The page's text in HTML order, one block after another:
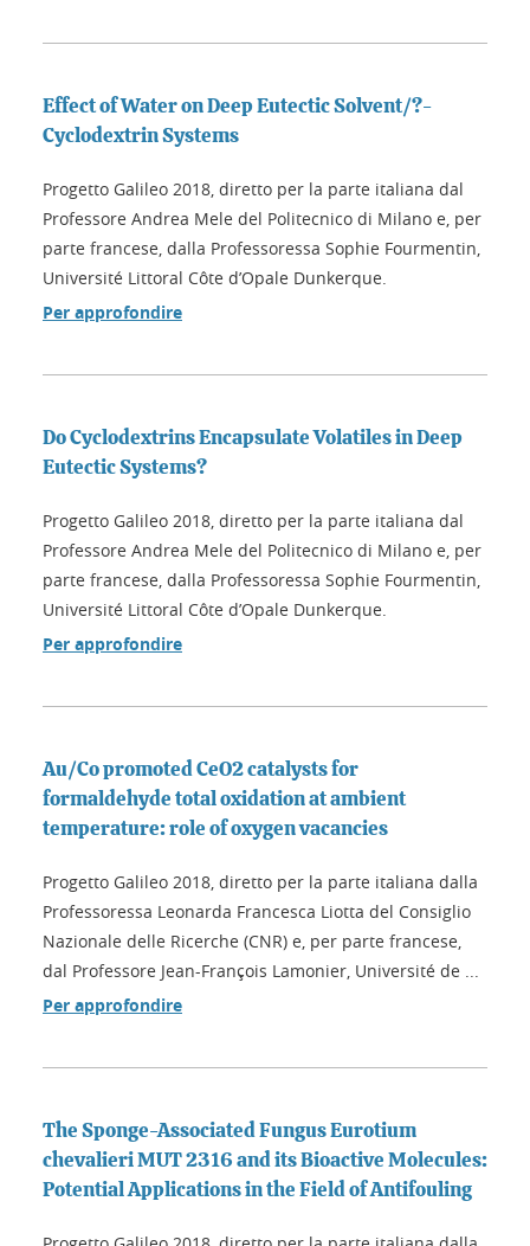
Effect of Water on Deep Eutectic Solvent/?-
Cyclodextrin Systems
Progetto Galileo 2018, diretto per la parte italiana dal
Professore Andrea Mele del Politecnico di Milano e, per
parte francese, dalla Professoressa Sophie Fourmentin,
Université Littoral Côte d’Opale Dunkerque.
Per approfondire
Do Cyclodextrins Encapsulate Volatiles in Deep
Eutectic Systems?
Progetto Galileo 2018, diretto per la parte italiana dal
Professore Andrea Mele del Politecnico di Milano e, per
parte francese, dalla Professoressa Sophie Fourmentin,
Université Littoral Côte d’Opale Dunkerque.
Per approfondire
Au/Co promoted CeO2 catalysts for
formaldehyde total oxidation at ambient
temperature: role of oxygen vacancies
Progetto Galileo 2018, diretto per la parte italiana dalla
Professoressa Leonarda Francesca Liotta del Consiglio
Nazionale delle Ricerche (CNR) e, per parte francese,
dal Professore Jean-François Lamonier, Université de ...
Per approfondire
The Sponge-Associated Fungus Eurotium
chevalieri MUT 2316 and its Bioactive Molecules:
Potential Applications in the Field of Antifouling